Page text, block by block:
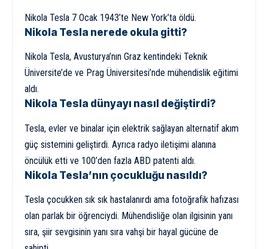
Nikola Tesla 7 Ocak 1943’te New York’ta öldü.
Nikola Tesla nerede okula gitti?
Nikola Tesla, Avusturya’nın Graz kentindeki Teknik
Üniversite’de ve Prag Üniversitesi’nde mühendislik eğitimi
aldı.
Nikola Tesla dünyayı nasıl değiştirdi?
Tesla, evler ve binalar için elektrik sağlayan alternatif akım
güç sistemini geliştirdi. Ayrıca radyo iletişimi alanına
öncülük etti ve 100’den fazla ABD patenti aldı.
Nikola Tesla’nın çocukluğu nasıldı?
Tesla çocukken sık sık hastalanırdı ama fotoğrafik hafızası
olan parlak bir öğrenciydi. Mühendisliğe olan ilgisinin yanı
sıra, şiir sevgisinin yanı sıra vahşi bir hayal gücüne de